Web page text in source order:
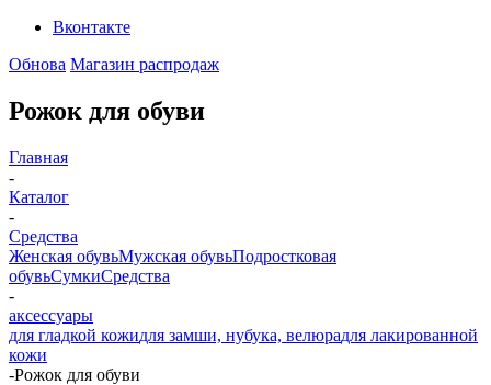
Вконтакте
Обнова Магазин распродаж
Рожок для обуви
Главная
-
Каталог
-
Средства
Женская обувьМужская обувьПодростковая
обувьСумкиСредства
-
аксессуары
для гладкой кожидля замши, нубука, велюрадля лакированной
кожи
-Рожок для обуви